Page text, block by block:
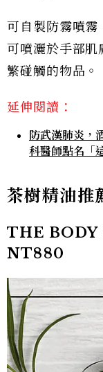
可自製防霧噴霧
可噴灑於手部肌
繁碰觸的物品。
延伸閱讀：
防武漢肺炎，
科醫師點名「
茶樹精油推
THE BODY
NT880